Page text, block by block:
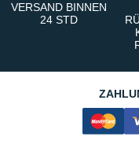
VERSAND BINNEN
24 STD